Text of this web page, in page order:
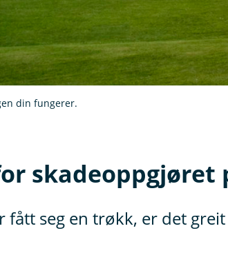
din fungerer.
skadeoppgjøret
seg en trøkk, er det